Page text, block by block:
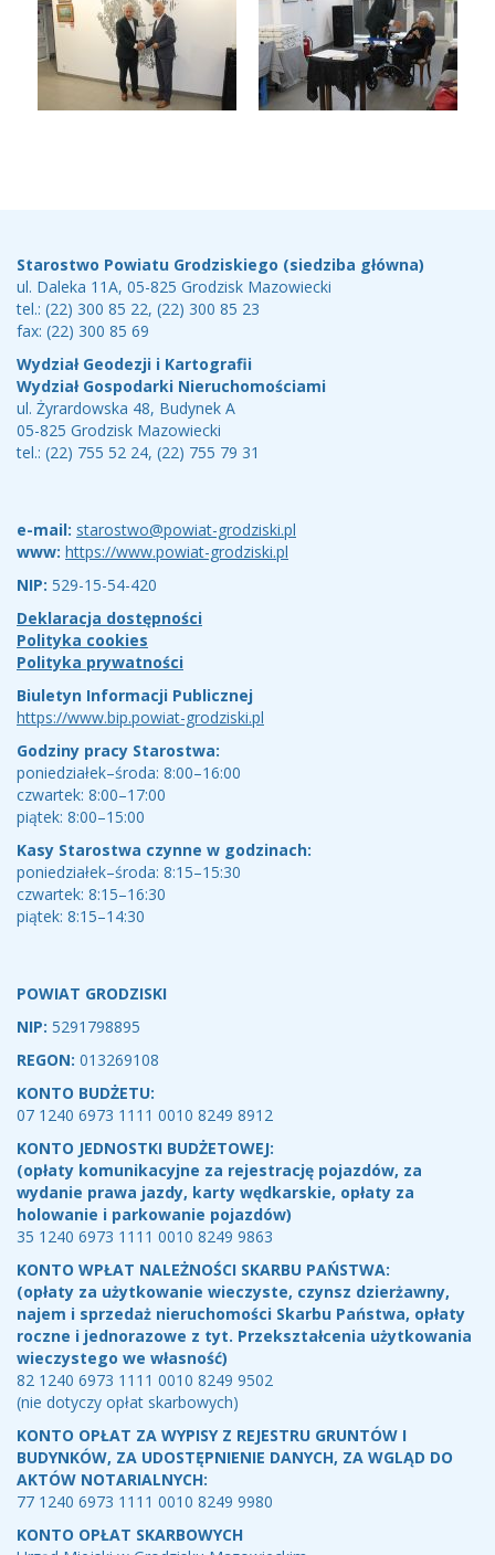
Teleadresy
Starostwo Powiatu Grodziskiego (siedziba główna)
ul. Daleka 11A, 05-825 Grodzisk Mazowiecki
tel.: (22) 300 85 22, (22) 300 85 23
fax: (22) 300 85 69
Wydział Geodezji i Kartografii
Wydział Gospodarki Nieruchomościami
ul. Żyrardowska 48, Budynek A
05-825 Grodzisk Mazowiecki
tel.: (22) 755 52 24, (22) 755 79 31
e-mail: starostwo@powiat-grodziski.pl
www: https://www.powiat-grodziski.pl
NIP: 529-15-54-420
Deklaracja dostępności
Polityka cookies
Polityka prywatności
Biuletyn Informacji Publicznej
https://www.bip.powiat-grodziski.pl
Godziny pracy Starostwa:
poniedziałek–środa: 8:00–16:00
czwartek: 8:00–17:00
piątek: 8:00–15:00
Kasy Starostwa czynne w godzinach:
poniedziałek–środa: 8:15–15:30
czwartek: 8:15–16:30
piątek: 8:15–14:30
POWIAT GRODZISKI
NIP: 5291798895
REGON: 013269108
KONTO BUDŻETU:
07 1240 6973 1111 0010 8249 8912
KONTO JEDNOSTKI BUDŻETOWEJ:
(opłaty komunikacyjne za rejestrację pojazdów, za
wydanie prawa jazdy, karty wędkarskie, opłaty za
holowanie i parkowanie pojazdów)
35 1240 6973 1111 0010 8249 9863
KONTO WPŁAT NALEŻNOŚCI SKARBU PAŃSTWA:
(opłaty za użytkowanie wieczyste, czynsz dzierżawny,
najem i sprzedaż nieruchomości Skarbu Państwa, opłaty
roczne i jednorazowe z tyt. Przekształcenia użytkowania
wieczystego we własność)
82 1240 6973 1111 0010 8249 9502
(nie dotyczy opłat skarbowych)
KONTO OPŁAT ZA WYPISY Z REJESTRU GRUNTÓW I
BUDYNKÓW, ZA UDOSTĘPNIENIE DANYCH, ZA WGLĄD DO
AKTÓW NOTARIALNYCH:
77 1240 6973 1111 0010 8249 9980
KONTO OPŁAT SKARBOWYCH